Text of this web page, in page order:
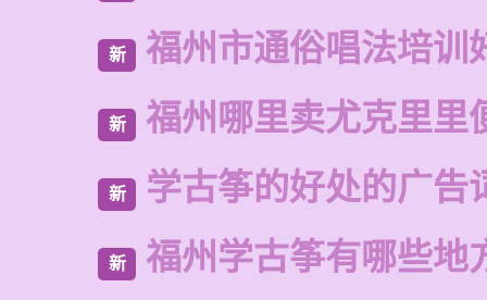
新 福州市通俗唱法培训
新 福州哪里卖尤克里里
新 学古筝的好处的广告
新 福州学古筝有哪些地